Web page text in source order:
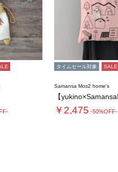
タイムセール対象 SALE
Samansa Mos2 home's
￥2,475 -50%OFF-